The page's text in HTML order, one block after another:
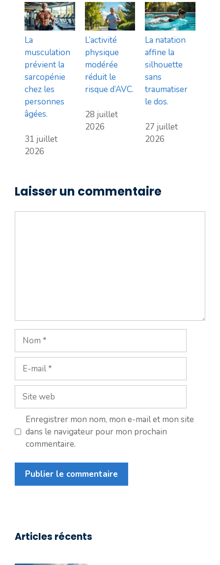
La
musculation
prévient la
sarcopénie
chez les
personnes
âgées.
31 juillet
2026
L’activité
physique
modérée
réduit le
risque d’AVC.
28 juillet
2026
La natation
affine la
silhouette
sans
traumatiser
le dos.
27 juillet
2026
Laisser un commentaire
Nom
mail
Site
web
Enregistrer mon nom, mon e-mail et mon site
dans le navigateur pour mon prochain
commentaire.
Articles récents